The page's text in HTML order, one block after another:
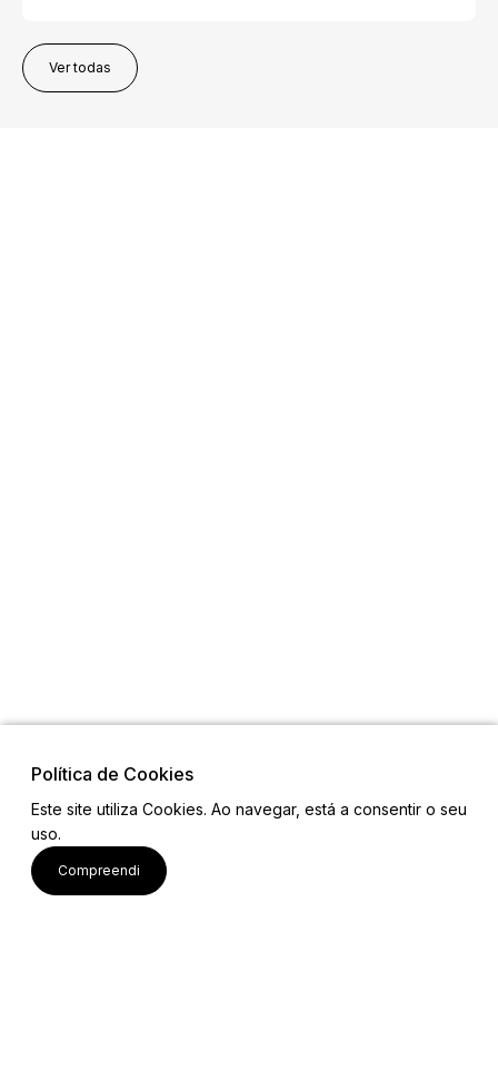
Ver todas
Política de Cookies
Este site utiliza Cookies. Ao navegar, está a consentir o seu
uso.
Compreendi
Links
Mapa do Site
Equipa
Contactos